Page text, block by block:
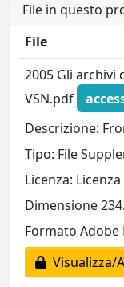
File in questo
File
2005 Gli archivi
VSN.pdf
Descrizione:
Tipo: File
Licenza:
Dimensione
Formato Adobe
Visualizza/